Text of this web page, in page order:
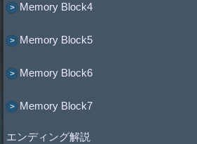
Memory Block4
Memory Block5
Memory Block6
Memory Block7
エンディング解説